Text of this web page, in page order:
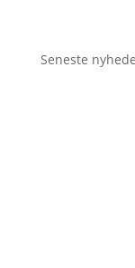
Seneste